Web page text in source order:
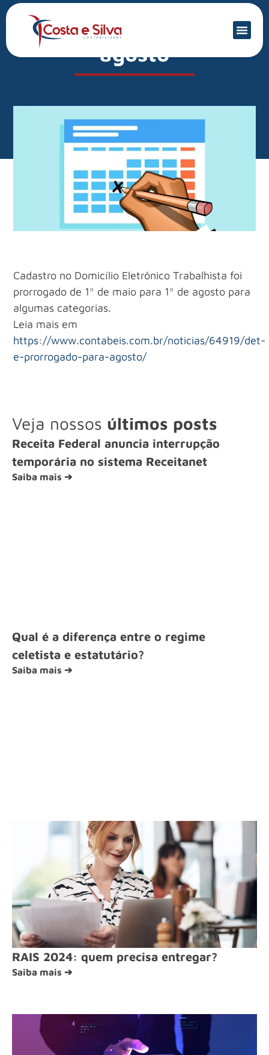
Mercado Financeiro
DET é prorrogado para
agosto
Cadastro no Domicílio Eletrônico Trabalhista foi
prorrogado de 1º de maio para 1º de agosto para
algumas categorias.
Leia mais em
https://www.contabeis.com.br/noticias/64919/det-
e-prorrogado-para-agosto/
Veja nossos últimos posts
Receita Federal anuncia interrupção
temporária no sistema Receitanet
Saiba mais ➔
Qual é a diferença entre o regime
celetista e estatutário?
Saiba mais ➔
RAIS 2024: quem precisa entregar?
Saiba mais ➔